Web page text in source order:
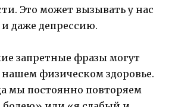
Это может вызывать у нас
и даже депрессию.
запретные фразы могут
нашем физическом здоровье.
мы постоянно повторяем